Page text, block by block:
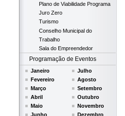
Plano de Viabilidade Programa
Juro Zero
Turismo
Conselho Municipal do
Trabalho
Sala do Empreendedor
Programação de Eventos
Janeiro
Fevereiro
Março
Abril
Maio
Junho
Julho
Agosto
Setembro
Outubro
Novembro
Dezembro